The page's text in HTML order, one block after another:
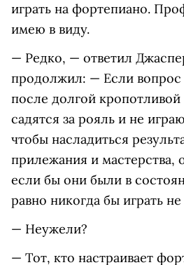
играть на фортепиано.
имею в виду.
— Редко, — ответил
продолжил: — Если вопрос
после долгой
садятся за рояль и не
чтобы насладиться
прилежания и мастерства,
если бы они были в
равно никогда бы играть не
— Неужели?
— Тот, кто настраивает